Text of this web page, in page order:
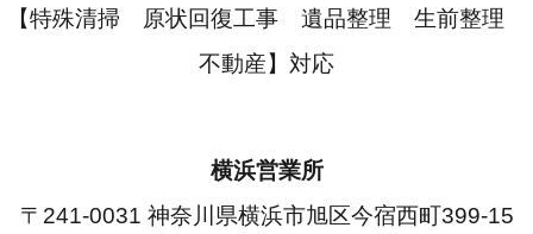
【特殊清掃 原状回復工事 遺品整理 生前整理
不動産】対応
横浜営業所
〒241-0031 神奈川県横浜市旭区今宿西町399-15